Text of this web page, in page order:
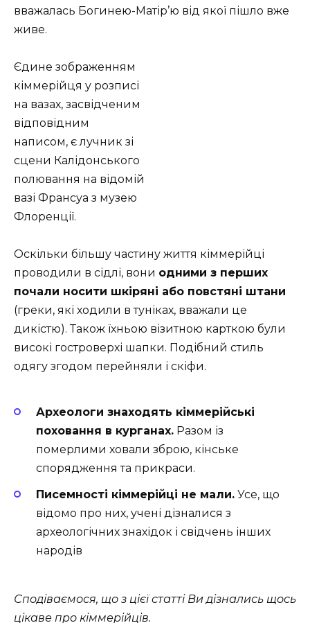
вважалась Богинею-Матір’ю від якої пішло вже
живе.
Єдине зображенням
кіммерійця у розписі
на вазах, засвідченим
відповідним
написом, є лучник зі
сцени Калідонського
полювання на відомій
вазі Франсуа з музею
Флоренції.
Оскільки більшу частину життя кіммерійці
проводили в сідлі, вони одними з перших
почали носити шкіряні або повстяні штани
(греки, які ходили в туніках, вважали це
дикістю). Також їхньою візитною карткою були
високі гостроверхі шапки. Подібний стиль
одягу згодом перейняли і скіфи.
Археологи знаходять кіммерійські
поховання в курганах. Разом із
померлими ховали зброю, кінське
спорядження та прикраси.
Писемності кіммерійці не мали. Усе, що
відомо про них, учені дізналися з
археологічних знахідок і свідчень інших
народів
Сподіваємося, що з цієї статті Ви дізнались щось
цікаве про кіммерійців.